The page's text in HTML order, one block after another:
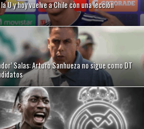
U y hoy vuelve a Chile con una lección
Salas: Arturo Sanhueza no sigue como DT